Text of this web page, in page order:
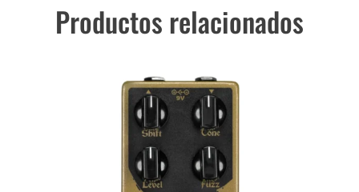
Productos relacionados